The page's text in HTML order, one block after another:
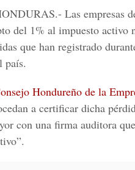
Las empresas
del 1% al impuesto activo
que han registrado
país.
Hondureño de la
a certificar dicha
con una firma auditora